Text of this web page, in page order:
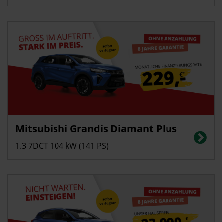
Energieverbrauch in l/100 km (kombiniert): ca. 5,9; CO2-Emissionen
(kombiniert): ca. 134 g/km; CO2-Klasse: D
Mitsubishi Grandis Diamant Plus
1.3 7DCT 104 kW (141 PS)